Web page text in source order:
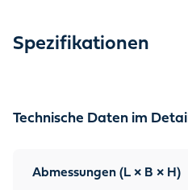
Spezifikationen
Technische Daten im Detail
Abmessungen (L × B × H)